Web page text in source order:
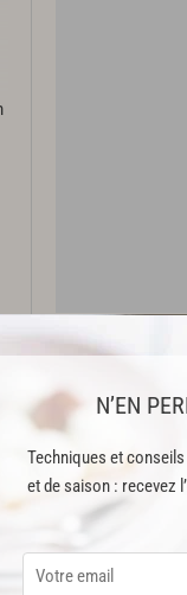
N’EN
Techniques et
et de saison : recevez
Étape 1 :
Désosser,parer
20 cm.
Ouvrir en
Cette recette est
crédits